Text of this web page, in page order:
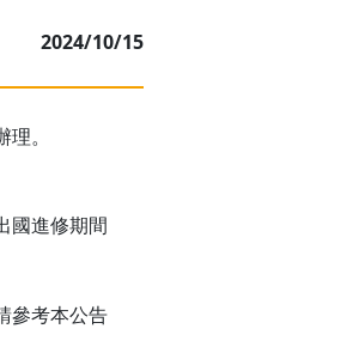
2024/10/15
。
國進修期間
參考本公告